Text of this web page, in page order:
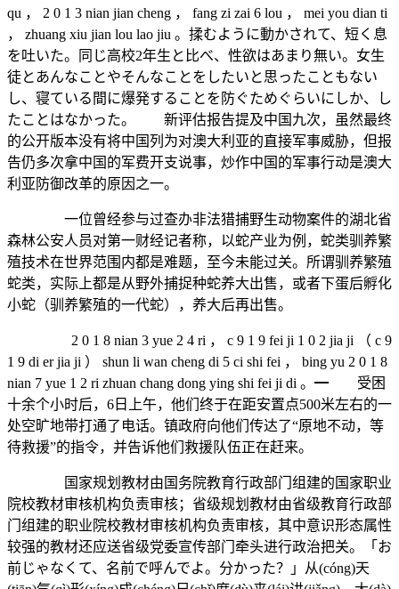
qu ， 2 0 1 3 nian jian cheng ， fang zi zai 6 lou ， mei you dian ti
， zhuang xiu jian lou lao jiu 。揉むように動かされて、短く息
を吐いた。同じ高校2年生と比べ、性欲はあまり無い。女生
徒とあんなことやそんなことをしたいと思ったこともない
し、寝ている間に爆発することを防ぐためぐらいにしか、し
たことはなかった。 新评估报告提及中国九次，虽然最终
的公开版本没有将中国列为对澳大利亚的直接军事威胁，但报
告仍多次拿中国的军费开支说事，炒作中国的军事行动是澳大
利亚防御改革的原因之一。
一位曾经参与过查办非法猎捕野生动物案件的湖北省
森林公安人员对第一财经记者称，以蛇产业为例，蛇类驯养繁
殖技术在世界范围内都是难题，至今未能过关。所谓驯养繁殖
蛇类，实际上都是从野外捕捉种蛇养大出售，或者下蛋后孵化
小蛇（驯养繁殖的一代蛇），养大后再出售。
2 0 1 8 nian 3 yue 2 4 ri ， c 9 1 9 fei ji 1 0 2 jia ji （ c 9
1 9 di er jia ji ） shun li wan cheng di 5 ci shi fei ， bing yu 2 0 1 8
nian 7 yue 1 2 ri zhuan chang dong ying shi fei ji di 。━ 受困
十余个小时后，6日上午，他们终于在距安置点500米左右的一
处空旷地带打通了电话。镇政府向他们传达了“原地不动，等
待救援”的指令，并告诉他们救援队伍正在赶来。
国家规划教材由国务院教育行政部门组建的国家职业
院校教材审核机构负责审核；省级规划教材由省级教育行政部
门组建的职业院校教材审核机构负责审核，其中意识形态属性
较强的教材还应送省级党委宣传部门牵头进行政治把关。「お
前じゃなくて、名前で呼んでよ。分かった？」从(cóng)天